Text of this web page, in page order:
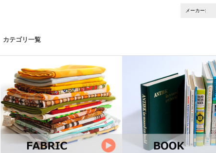
メーカー:
カテゴリ一覧